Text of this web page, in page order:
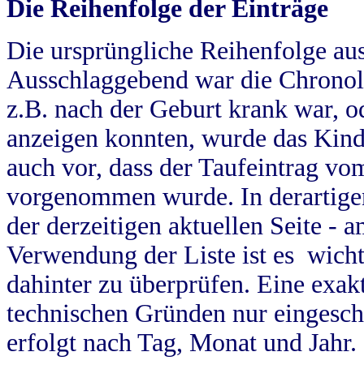
Die Reihenfolge der Einträge
Die ursprüngliche Reihenfolge
Ausschlaggebend war die
z.B. nach der Geburt krank war,
anzeigen konnten, wurde das
auch vor, dass der Taufeintrag
vorgenommen wurde. In
der derzeitigen aktuellen Seite -
Verwendung der Liste ist es
dahinter zu überprüfen. Eine
technischen Gründen nur
erfolgt nach Tag, Monat und Jahr.